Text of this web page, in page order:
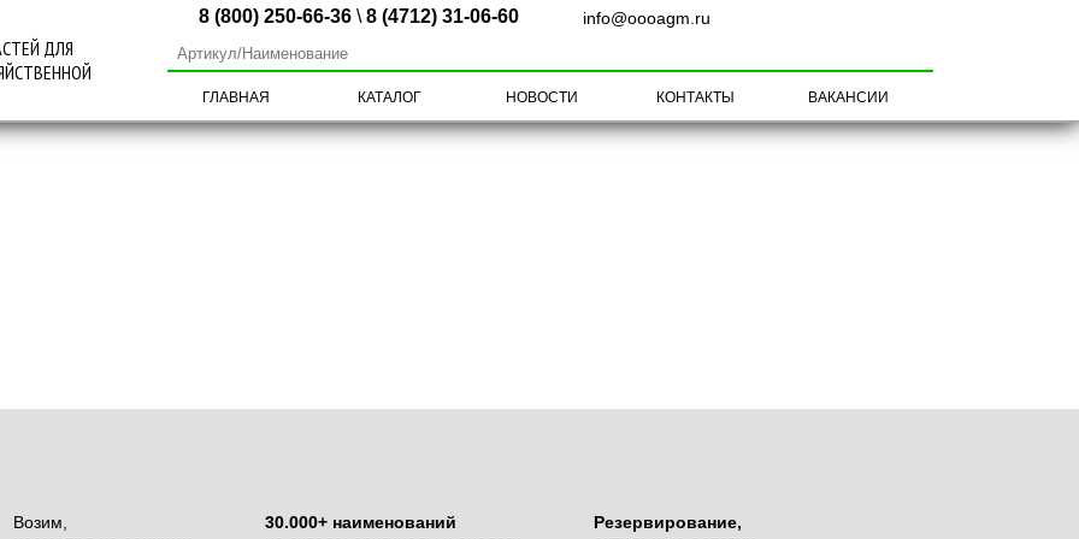
ДЛЯ
8 (800) 250-66-36 \ 8 (4712) 31-06-60 info@oooagm.ru
ГЛАВНАЯ КАТАЛОГ
ДЛЯ
ЗАПЧАСТИ ДЛЯ ДИСКОВЫХ
НОВОСТИ КОНТАКТЫ ВАКАНСИИ
Возим,
30.000+ наименований
Резервирование,